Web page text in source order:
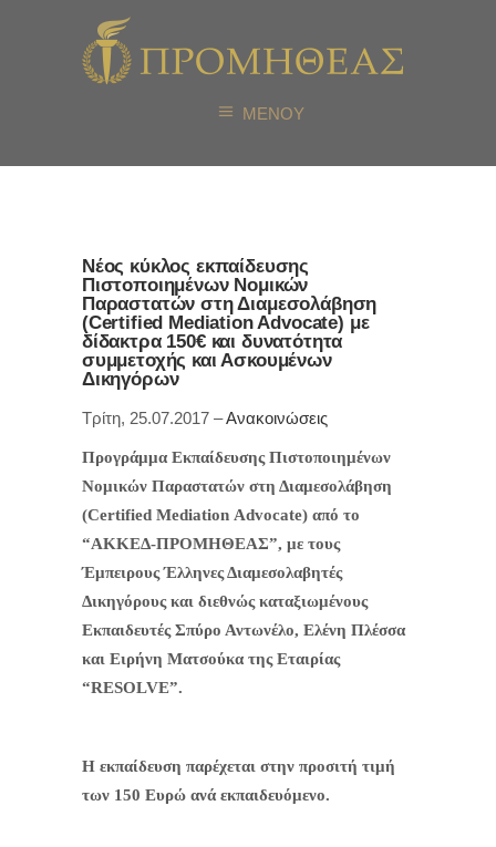
ΜΕΝΟΥ
Νέος κύκλος εκπαίδευσης
Πιστοποιημένων Νομικών
Παραστατών στη Διαμεσολάβηση
(Certified Mediation Advocate) με
δίδακτρα 150€ και δυνατότητα
συμμετοχής και Ασκουμένων
Δικηγόρων
Τρίτη, 25.07.2017 –Ανακοινώσεις
Προγράμμα Εκπαίδευσης Πιστοποιημένων
Νομικών Παραστατών στη Διαμεσολάβηση
(Certified Mediation Advocate) από το
“ΑΚΚΕΔ-ΠΡΟΜΗΘΕΑΣ”, με τους
Έμπειρους Έλληνες Διαμεσολαβητές
Δικηγόρους και διεθνώς καταξιωμένους
Εκπαιδευτές Σπύρο Αντωνέλο, Ελένη Πλέσσα
και Ειρήνη Ματσούκα της Εταιρίας
“RESOLVE”.
Η εκπαίδευση παρέχεται στην προσιτή τιμή
των 150 Ευρώ ανά εκπαιδευόμενο.